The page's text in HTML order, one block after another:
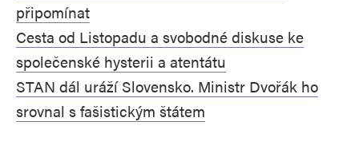
připomínat
Cesta od Listopadu a svobodné diskuse ke
společenské hysterii a atentátu
STAN dál uráží Slovensko. Ministr Dvořák ho
srovnal s fašistickým štátem